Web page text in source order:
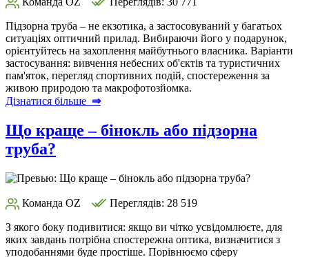
Підзорна труба – не екзотика, а застосовуваний у багатьох
ситуаціях оптичний прилад. Вибираючи його у подарунок,
орієнтуйтесь на захоплення майбутнього власника. Варіанти
застосування: вивчення небесних об'єктів та туристичних
пам'яток, перегляд спортивних подій, спостереження за
живою природою та макрофотозйомка.
Дізнатися більше ⇒
Що краще – бінокль або підзорна
труба?
Команда OZ Переглядів: 28 519
З якого боку подивитися: якщо ви чітко усвідомлюєте, для
яких завдань потрібна спостережна оптика, визначитися з
уподобаннями буде простіше. Порівнюємо сферу